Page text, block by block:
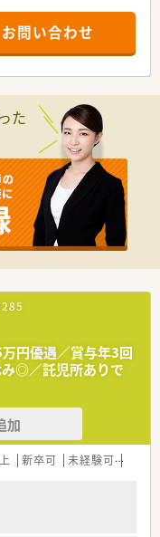
経営体制です。
築されているため基盤
法人です。
から車で5分ほどの場
薬局です。
な総合科目の処方箋を
約120枚です。
を扱うため、薬剤師とし
が可能です。
の処方箋に基づき、正確
担当します。
の問題がないかを確認
やすくお伝えする服薬
ポートします。
お問い合わせ
た
円優遇／賞与年3回
み◎／託児所ありで
加
新卒可 未経験可